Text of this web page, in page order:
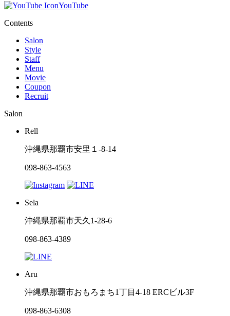
YouTube
Contents
Salon
Style
Staff
Menu
Movie
Coupon
Recruit
Salon
Rell
沖縄県那覇市安里１-8-14
098-863-4563
Sela
沖縄県那覇市天久1-28-6
098-863-4389
Aru
沖縄県那覇市おもろまち1丁目4-18 ERCビル3F
098-863-6308